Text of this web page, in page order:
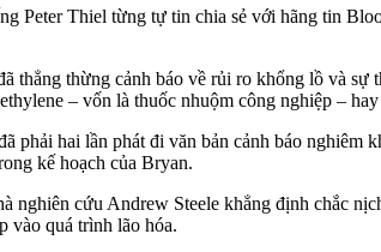
Peter Thiel từng tự tin chia sẻ với hãng tin
thừng cảnh báo về rủi ro khổng lồ và
– vốn là thuốc nhuộm công nghiệp –
hai lần phát đi văn bản cảnh báo nghiêm
kế hoạch của Bryan.
cứu Andrew Steele khẳng định chắc
vào quá trình lão hóa.